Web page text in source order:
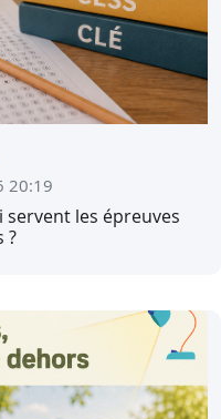
20:19
servent les épreuves
?